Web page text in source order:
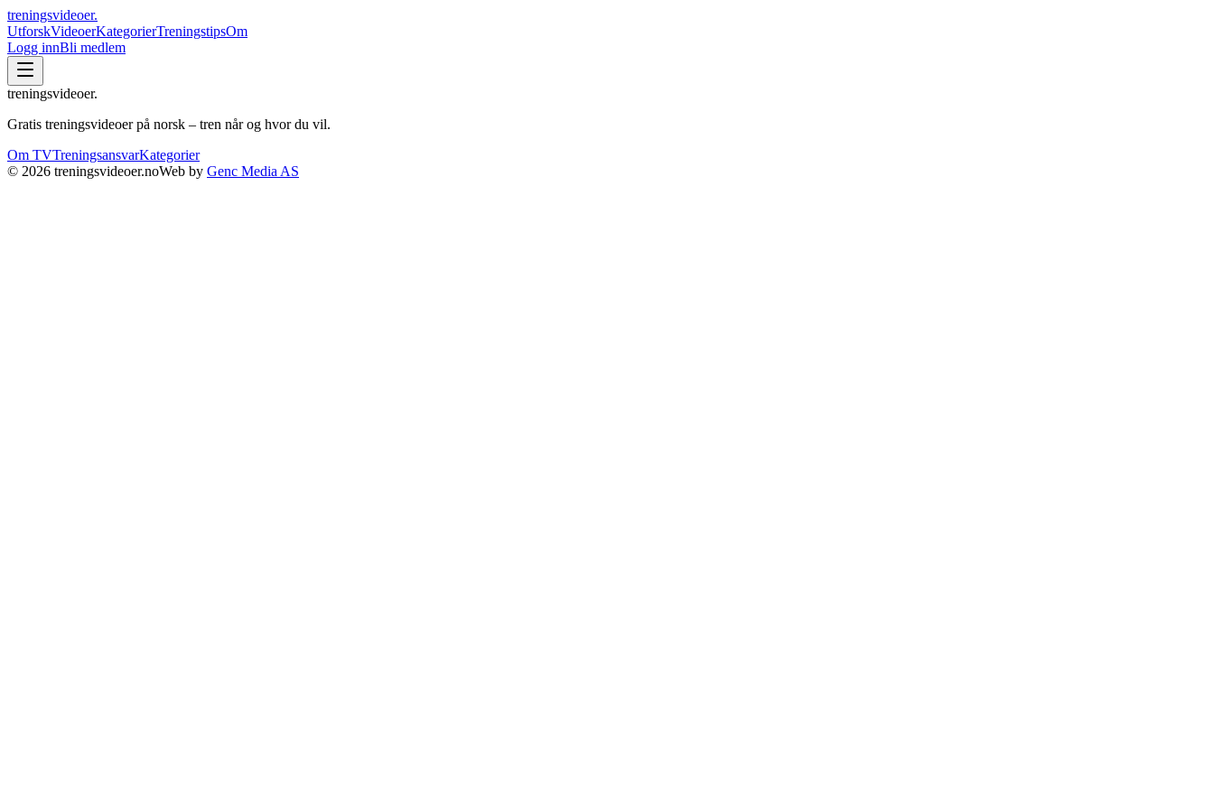
treningsvideoer.
UtforskVideoerKategorierTreningstipsOm
Logg innBli medlem
treningsvideoer.
Gratis treningsvideoer på norsk – tren når og hvor du vil.
Om TVTreningsansvarKategorier
© 2026 treningsvideoer.noWeb by Genc Media AS